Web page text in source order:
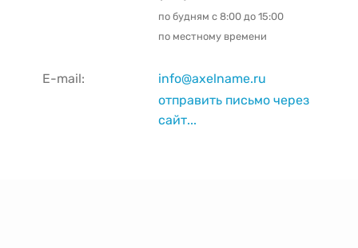
по будням с 8:00 до 15:00
по местному времени
E-mail:
info@axelname.ru
отправить письмо через
сайт...